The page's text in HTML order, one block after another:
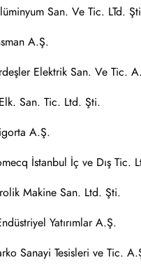
San. Ve Tic. LTd.
A.Ş.
Elektrik San. Ve Tic.
San. Tic. Ltd. Şti.
A.Ş.
İstanbul İç ve Dış Tic.
Makine San. Ltd. Şti.
Yatırımlar A.Ş.
Sanayi Tesisleri ve Tic.